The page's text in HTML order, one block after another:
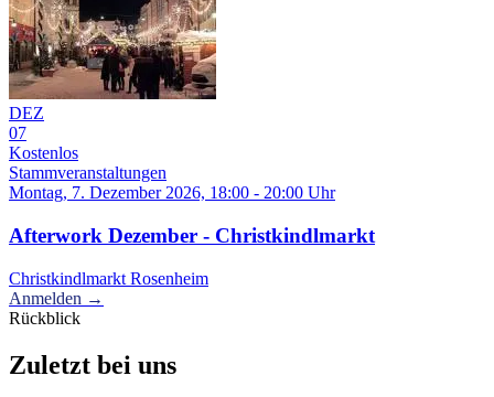
DEZ
07
Kostenlos
Stammveranstaltungen
Montag, 7. Dezember 2026, 18:00 - 20:00 Uhr
Afterwork Dezember - Christkindlmarkt
Christkindlmarkt Rosenheim
Anmelden →
Rückblick
Zuletzt bei uns